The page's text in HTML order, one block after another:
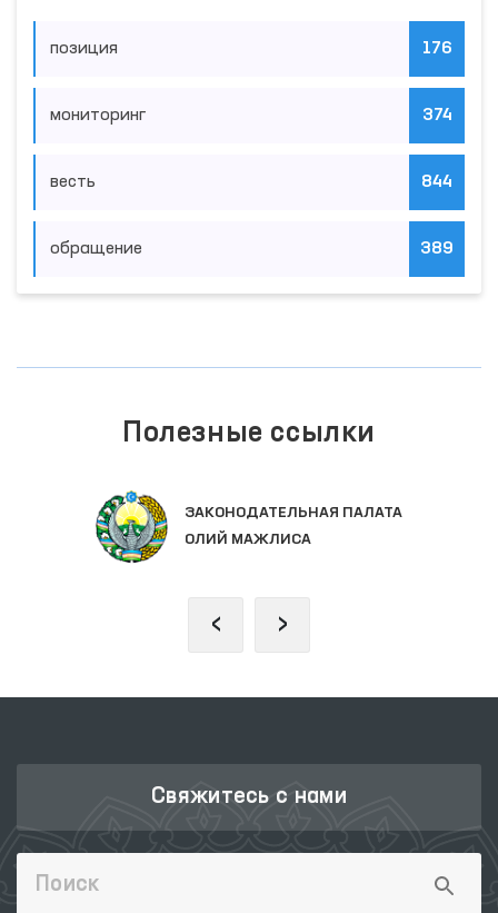
позиция 176
мониторинг 374
весть 844
обращение 389
Полезные ссылки
ЗАКОНОДАТЕЛЬНАЯ ПАЛАТА
ОЛИЙ МАЖЛИСА
‹ ›
Свяжитесь с нами